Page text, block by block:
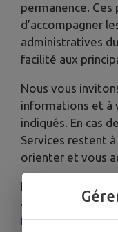
permanence.
d’accompagner
administratives
facilité aux
Nous vous
informations et à
indiqués. En cas
Services restent
orienter et vous
La prise de
49 01 48 ou